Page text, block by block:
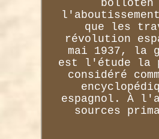
bolloten
que les
révolution
mai 1937, la
est l'étude la
considéré
espagnol. À
sources